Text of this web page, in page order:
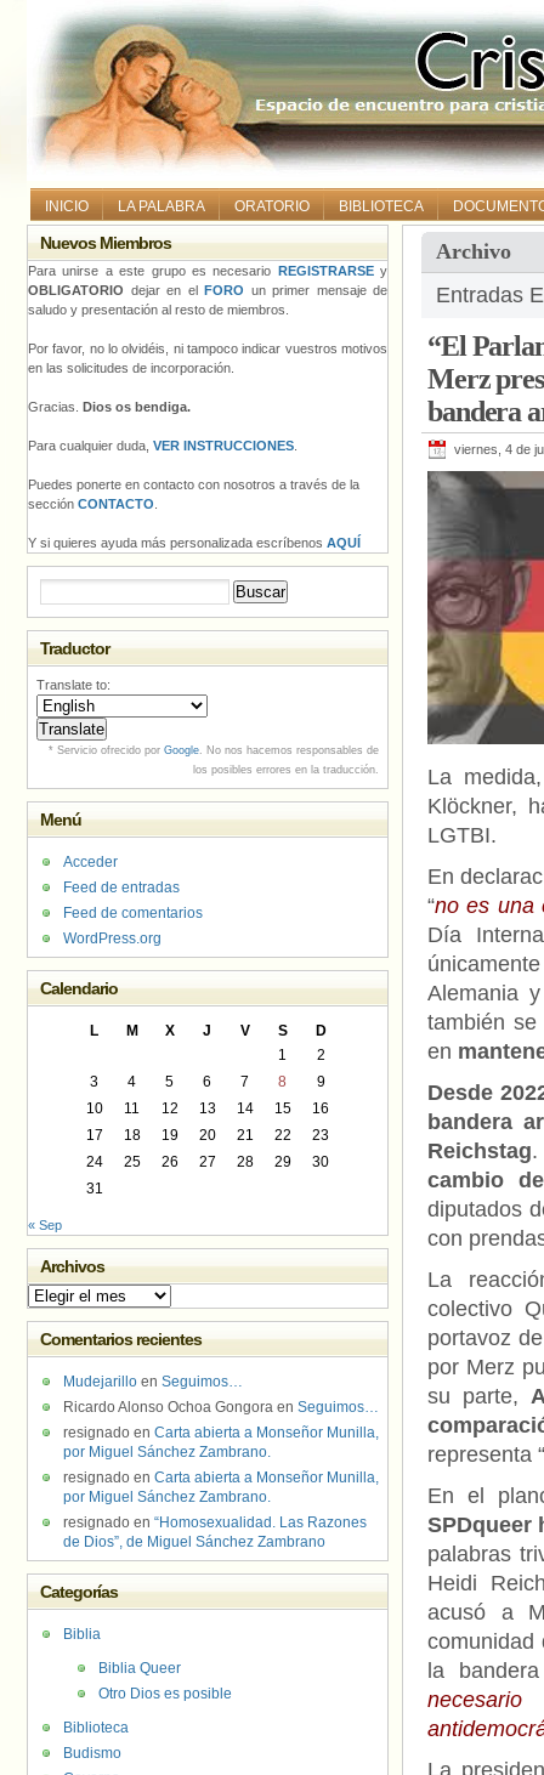
INICIO LA PALABRA ORATORIO BIBLIOTECA
Archivo
Entradas
“El
Merz
bandera
viernes, 4 de
La
Klöckner,
LGTBI.
En
“no es una
Día
Alemania
también
en
Desde
bandera
Reichstag.
cambio
diputados
con
La
colectivo
portavoz
por Merz
su parte,
representa “
En el
SPDqueer
palabras
Heidi
acusó a
comunidad
la
La
Nuevos Miembros
Para unirse a este grupo es necesario REGISTRARSEy
OBLIGATORIO dejar en el FORO un primer mensaje de
saludo y presentación al resto de miembros.
Por favor, no lo olvidéis, ni tampoco indicar vuestros motivos
en las solicitudes de incorporación.
Gracias. Dios os bendiga.
Para cualquier duda, VER INSTRUCCIONES
Puedes ponerte en contacto con nosotros a través de la
sección CONTACTO
Y si quieres ayuda más personalizada escríbenos AQUÍ
Traductor
Translate to:
* Servicio ofrecido por Google. No nos hacemos responsables de
los posibles errores en la traducción.
Menú
Acceder
Feed de entradas
Feed de comentarios
WordPress.org
Calendario
L M X J V S
D
1
2
3
4 5 6 7 8
9
10
11 12 13 14 15
16
17
18 19 20 21 22
23
24
25 26 27 28 29
30
31
« Sep
Archivos
Archivos
Comentarios recientes
Mudejarillo en Seguimos…
Ricardo Alonso Ochoa Gongora en Seguimos…
resignado en Carta abierta a Monseñor Munilla,
por Miguel Sánchez Zambrano.
resignado en Carta abierta a Monseñor Munilla,
por Miguel Sánchez Zambrano.
resignado en “Homosexualidad. Las Razones
de Dios”, de Miguel Sánchez Zambrano
Categorías
Biblia
Biblia Queer
Otro Dios es posible
Biblioteca
Budismo